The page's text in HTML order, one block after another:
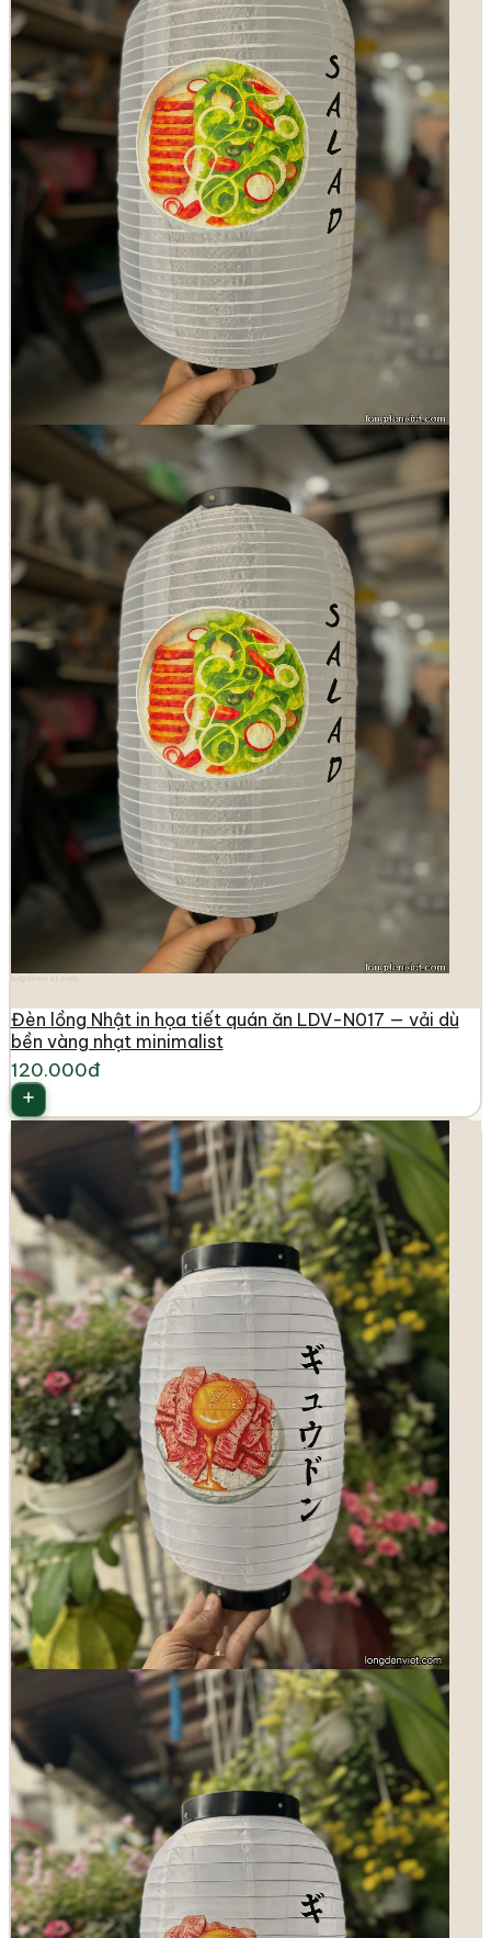
Đèn lồng Nhật in họa tiết quán ăn LDV-N017 — vải dù
bền vàng nhạt minimalist
120.000đ